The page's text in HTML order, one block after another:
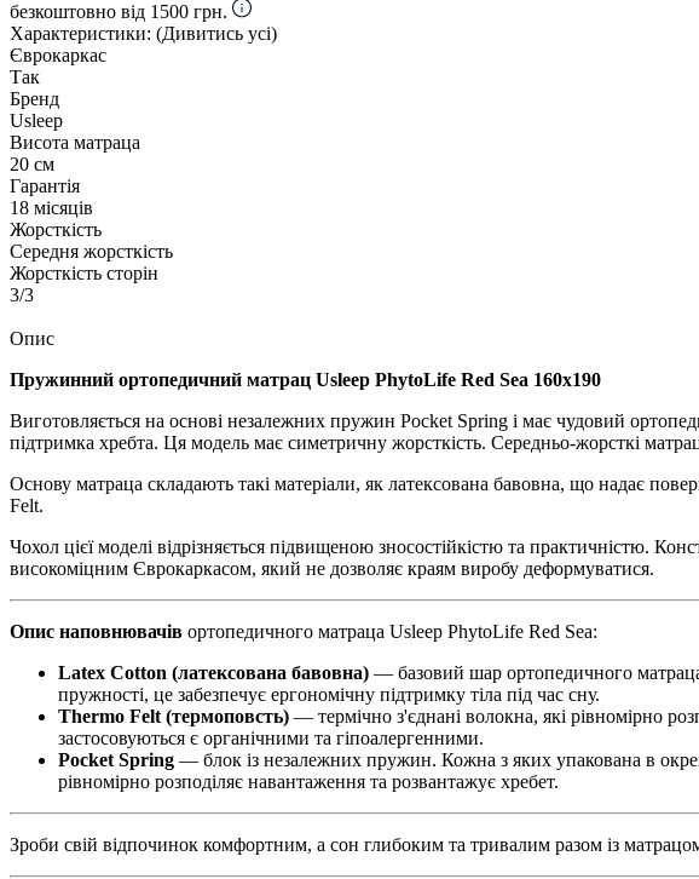
безкоштовно від 1500 грн.
Характеристики: (Дивитись усі)
Єврокаркас
Так
Бренд
Usleep
Висота матраца
20 см
Гарантія
18 місяців
Жорсткість
Середня жорсткість
Жорсткість сторін
3/3
Опис
Пружинний ортопедичний матрац Usleep PhytoLife Red Sea 160х190
Виготовляється на основі незалежних пружин Pocket Spring і має чудовий
підтримка хребта. Ця модель має симетричну жорсткість. Середньо-жорсткі
Основу матраца складають такі матеріали, як латексована бавовна, що надає
Felt.
Чохол цієї моделі відрізняється підвищеною зносостійкістю та практичністю.
високоміцним Єврокаркасом, який не дозволяє краям виробу деформуватися.
Опис наповнювачів ортопедичного матраца Usleep PhytoLife Red Sea:
Latex Cotton (латексована бавовна) — базовий шар ортопедичного
пружності, це забезпечує ергономічну підтримку тіла під час сну.
Thermo Felt (термоповсть) — термічно з'єднані волокна, які рівномірно
застосовуються є органічними та гіпоалергенними.
Pocket Spring — блок із незалежних пружин. Кожна з яких упакована в
рівномірно розподіляє навантаження та розвантажує хребет.
Зроби свій відпочинок комфортним, а сон глибоким та тривалим разом із